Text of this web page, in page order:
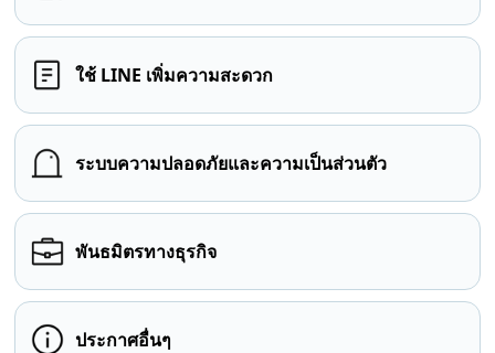
ใช้ LINE เพิ่มความสะดวก
ระบบความปลอดภัยและความเป็นส่วนตัว
พันธมิตรทางธุรกิจ
ประกาศอื่นๆ